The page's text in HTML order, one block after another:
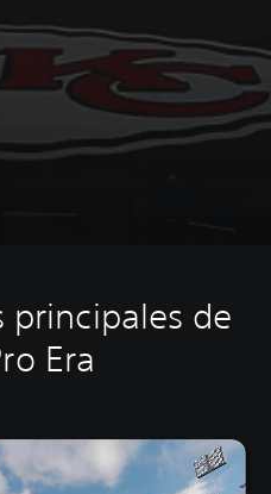
principales de
Era